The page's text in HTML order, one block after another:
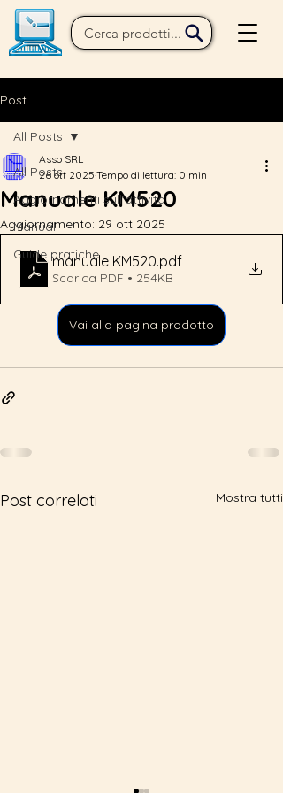
Post
All Posts
Aggiornamenti sull'attività
Manuali
Guide pratiche
All Posts
Manuale KM520
Asso SRL
26 ott 2025 Tempo di lettura: 0 min
Aggiornamento: 29 ott 2025
manuale KM520.pdf
Scarica PDF • 254KB
Vai alla pagina prodotto
Post correlati Mostra tutti